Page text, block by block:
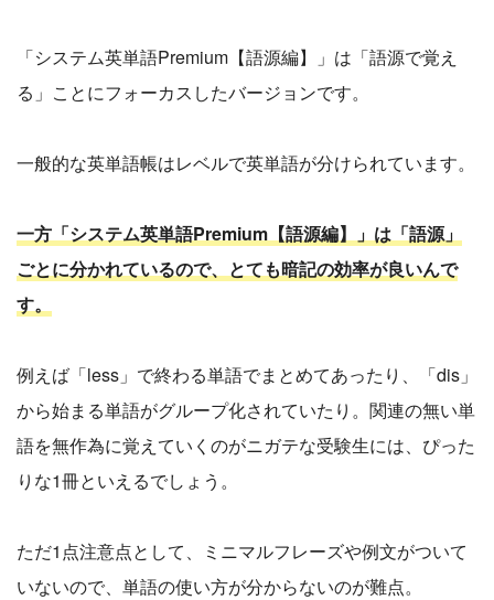
「システム英単語Premium【語源編】」は「語源で覚え
る」ことにフォーカスしたバージョンです。
一般的な英単語帳はレベルで英単語が分けられています。
一方「システム英単語Premium【語源編】」は「語源」
ごとに分かれているので、とても暗記の効率が良いんで
す。
例えば「less」で終わる単語でまとめてあったり、「dis」
から始まる単語がグループ化されていたり。関連の無い単
語を無作為に覚えていくのがニガテな受験生には、ぴった
りな1冊といえるでしょう。
ただ1点注意点として、ミニマルフレーズや例文がついて
いないので、単語の使い方が分からないのが難点。